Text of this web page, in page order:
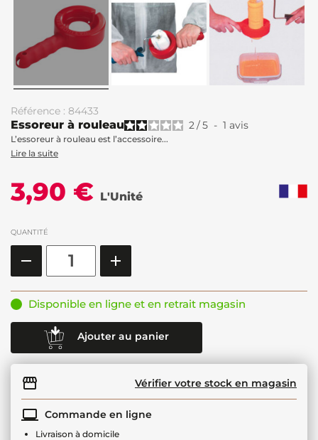
Référence : 84433
Essoreur à rouleau 2/5 - 1 avis
L’essoreur à rouleau est l’accessoire...
Lire la suite
3,90 € L'Unité
QUANTITÉ
Disponible en ligne et en retrait magasin
Ajouter au panier
Vérifier votre stock en magasin
Commande en ligne
Livraison à domicile